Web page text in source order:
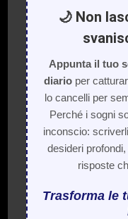
🌙 Non
Appunta il tuo
diarioper
lo cancelli per
Perché i sogni
inconscio:
desideri
risposte
Trasforma le